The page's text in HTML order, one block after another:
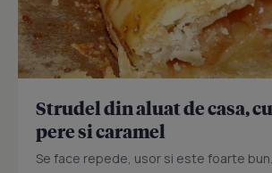
Strudel din aluat de casa,
pere si caramel
Se face repede, usor si este foarte